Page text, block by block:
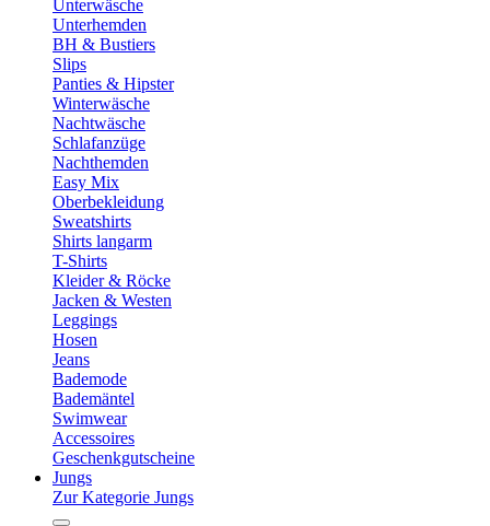
Unterwäsche
Unterhemden
BH & Bustiers
Slips
Panties & Hipster
Winterwäsche
Nachtwäsche
Schlafanzüge
Nachthemden
Easy Mix
Oberbekleidung
Sweatshirts
Shirts langarm
T-Shirts
Kleider & Röcke
Jacken & Westen
Leggings
Hosen
Jeans
Bademode
Bademäntel
Swimwear
Accessoires
Geschenkgutscheine
Jungs
Zur Kategorie Jungs